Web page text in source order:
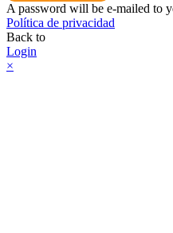
A password will be e-mailed to
Política de privacidad
Back to
Login
×